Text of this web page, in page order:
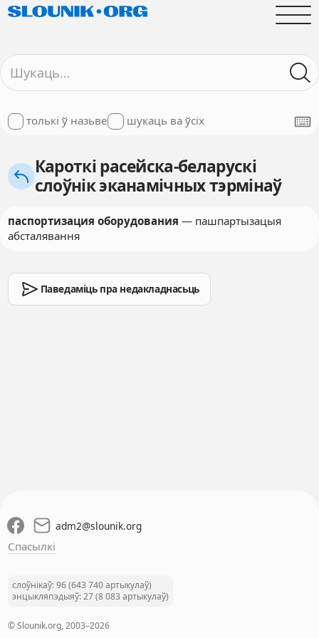
толькі ў назьве шукаць ва ўсіх
Кароткі расейска-беларускі
слоўнік эканамічных тэрмінаў
паспортизация оборудования — пашпартызацыя
абсталявання
Паведаміць пра недакладнасьць
adm2@slounik.org
Спасылкі
слоўнікаў: 96 (643 740 артыкулаў)
энцыкляпэдыяў: 27 (8 083 артыкулаў)
© Slounik.org, 2003–2026